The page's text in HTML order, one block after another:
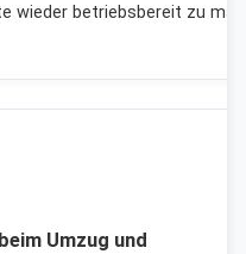
wieder betriebsbereit zu
Umzug und